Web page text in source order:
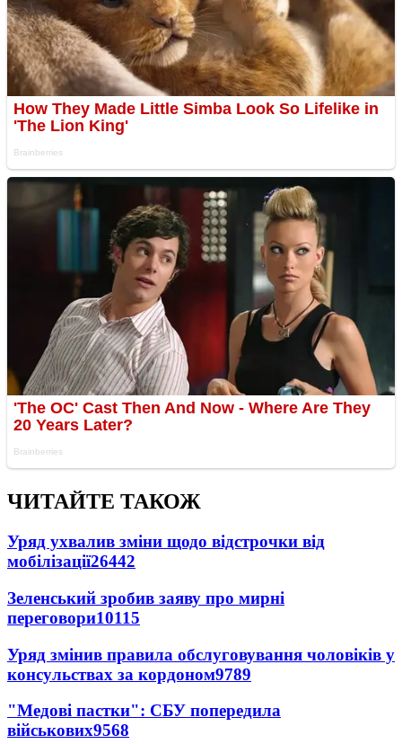
ЧИТАЙТЕ ТАКОЖ
Уряд ухвалив зміни щодо відстрочки від
мобілізації26442
Зеленський зробив заяву про мирні
переговори10115
Уряд змінив правила обслуговування чоловіків у
консульствах за кордоном9789
"Медові пастки": СБУ попередила
військових9568